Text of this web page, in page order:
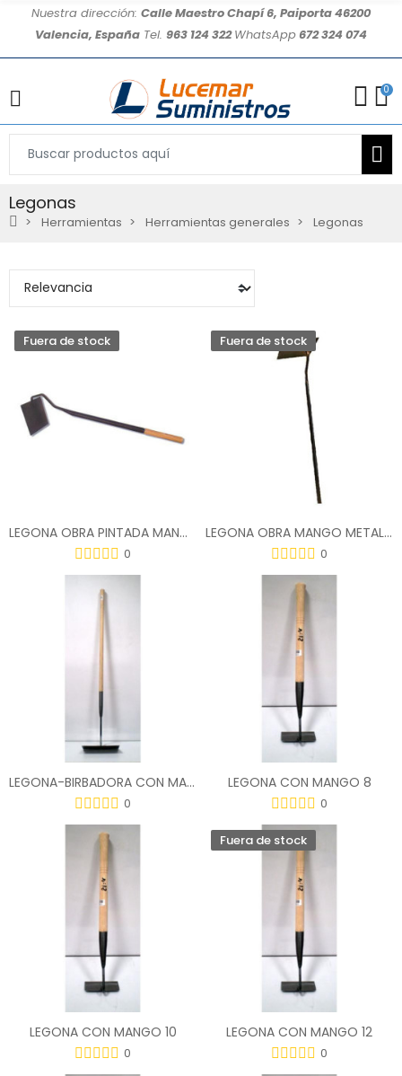
Nuestra dirección: Calle Maestro Chapí 6, Paiporta 46200
Valencia, España Tel. 963 124 322WhatsApp 672 324 074
0
Legonas
Herramientas Herramientas generales Legonas
Fuera de stock
LEGONA OBRA PINTADA MANGO MADERA 99805
0
Fuera de stock
LEGONA OBRA MANGO METALICO 52903
0
LEGONA-BIRBADORA CON MANGO 27X11
0
LEGONA CON MANGO 8
0
LEGONA CON MANGO 10
0
Fuera de stock
LEGONA CON MANGO 12
0